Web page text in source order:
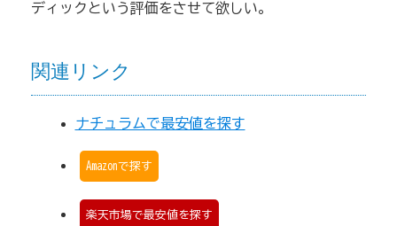
ディックという評価をさせて欲しい。
関連リンク
ナチュラムで最安値を探す
Amazonで探す
楽天市場で最安値を探す